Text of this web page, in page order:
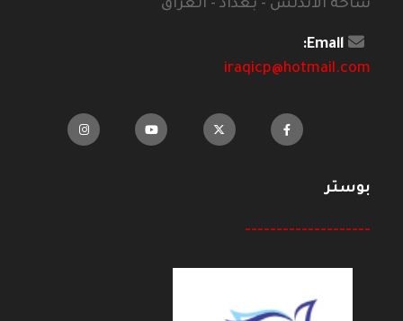
ساحة الاندلس - بغداد - العراق
Email:
iraqicp@hotmail.com
بوستر
--------------------